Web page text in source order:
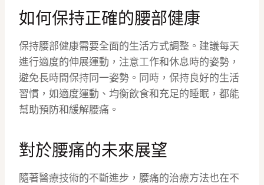
如何保持正確的腰部健康
保持腰部健康需要全面的生活方式調整。建議每天
進行適度的伸展運動，注意工作和休息時的姿勢，
避免長時間保持同一姿勢。同時，保持良好的生活
習慣，如適度運動、均衡飲食和充足的睡眠，都能
幫助預防和緩解腰痛。
對於腰痛的未來展望
隨著醫療技術的不斷進步，腰痛的治療方法也在不